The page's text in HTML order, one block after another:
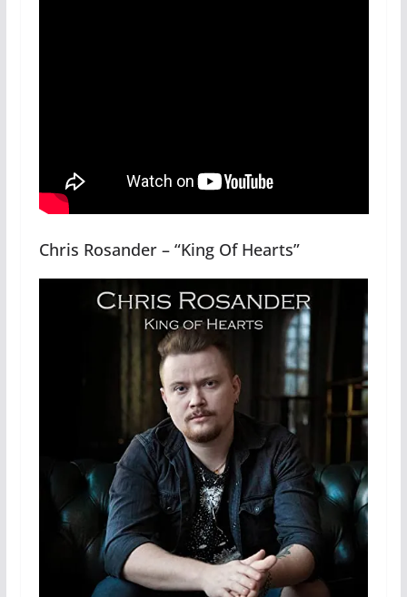
Chris Rosander – “King Of Hearts”